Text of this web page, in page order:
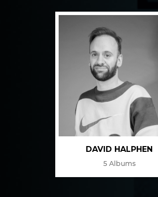
DAVID HALPHEN
5 Albums